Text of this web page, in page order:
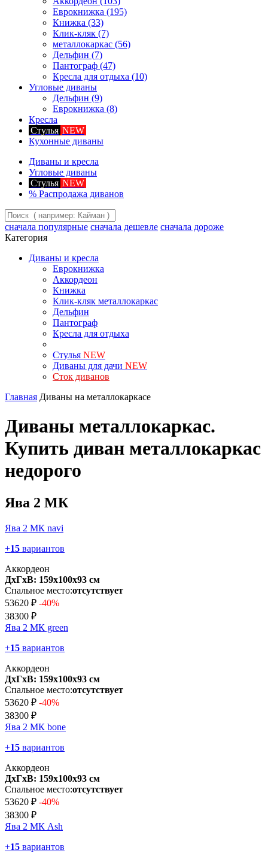
Еврокнижка (195)
Книжка (33)
Клик-кляк (7)
металлокаркас (56)
Дельфин (7)
Пантограф (47)
Кресла для отдыха (10)
Угловые диваны
Дельфин (9)
Еврокнижка (8)
Кресла
Стулья NEW
Кухонные диваны
Диваны и кресла
Угловые диваны
Стулья NEW
% Распродажа диванов
сначала популярные сначала дешевле сначала дороже
Категория
Диваны и кресла
Еврокнижка
Аккордеон
Книжка
Клик-кляк металлокаркас
Дельфин
Пантограф
Кресла для отдыха
Стулья NEW
Диваны для дачи NEW
Сток диванов
Главная Диваны на металлокаркасе
Диваны металлокаркас.
Купить диван металлокаркас
недорого
Ява 2 МК
Ява 2 МК navi
+15 вариантов
Аккордеон
ДхГхВ: 159х100x93 см
Спальное место:отсутствует
53620 ₽ -40%
38300 ₽
Ява 2 МК green
+15 вариантов
Аккордеон
ДхГхВ: 159х100x93 см
Спальное место:отсутствует
53620 ₽ -40%
38300 ₽
Ява 2 МК bone
+15 вариантов
Аккордеон
ДхГхВ: 159х100x93 см
Спальное место:отсутствует
53620 ₽ -40%
38300 ₽
Ява 2 МК Ash
+15 вариантов